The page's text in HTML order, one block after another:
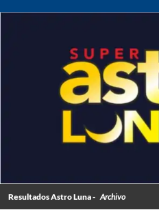
Resultados Astro Luna - Archivo